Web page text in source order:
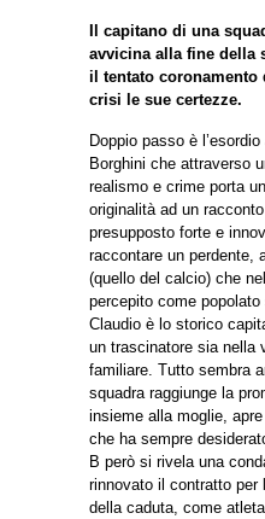
Il capitano di una
avvicina alla fine della
il tentato coronamento
crisi le sue certezze.
Doppio passo è
Borghini che attraverso
realismo e crime porta
originalità ad un
presupposto forte e
raccontare un perdente,
(quello del calcio) che
percepito come popolato
Claudio è lo storico
un trascinatore sia nella
familiare. Tutto sembra
squadra raggiunge la
insieme alla moglie,
che ha sempre
B però si rivela una
rinnovato il contratto per
della caduta, come